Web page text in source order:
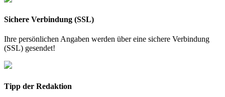
Sichere Verbindung (SSL)
Ihre persönlichen Angaben werden über eine sichere Verbindung
(SSL) gesendet!
Tipp der Redaktion